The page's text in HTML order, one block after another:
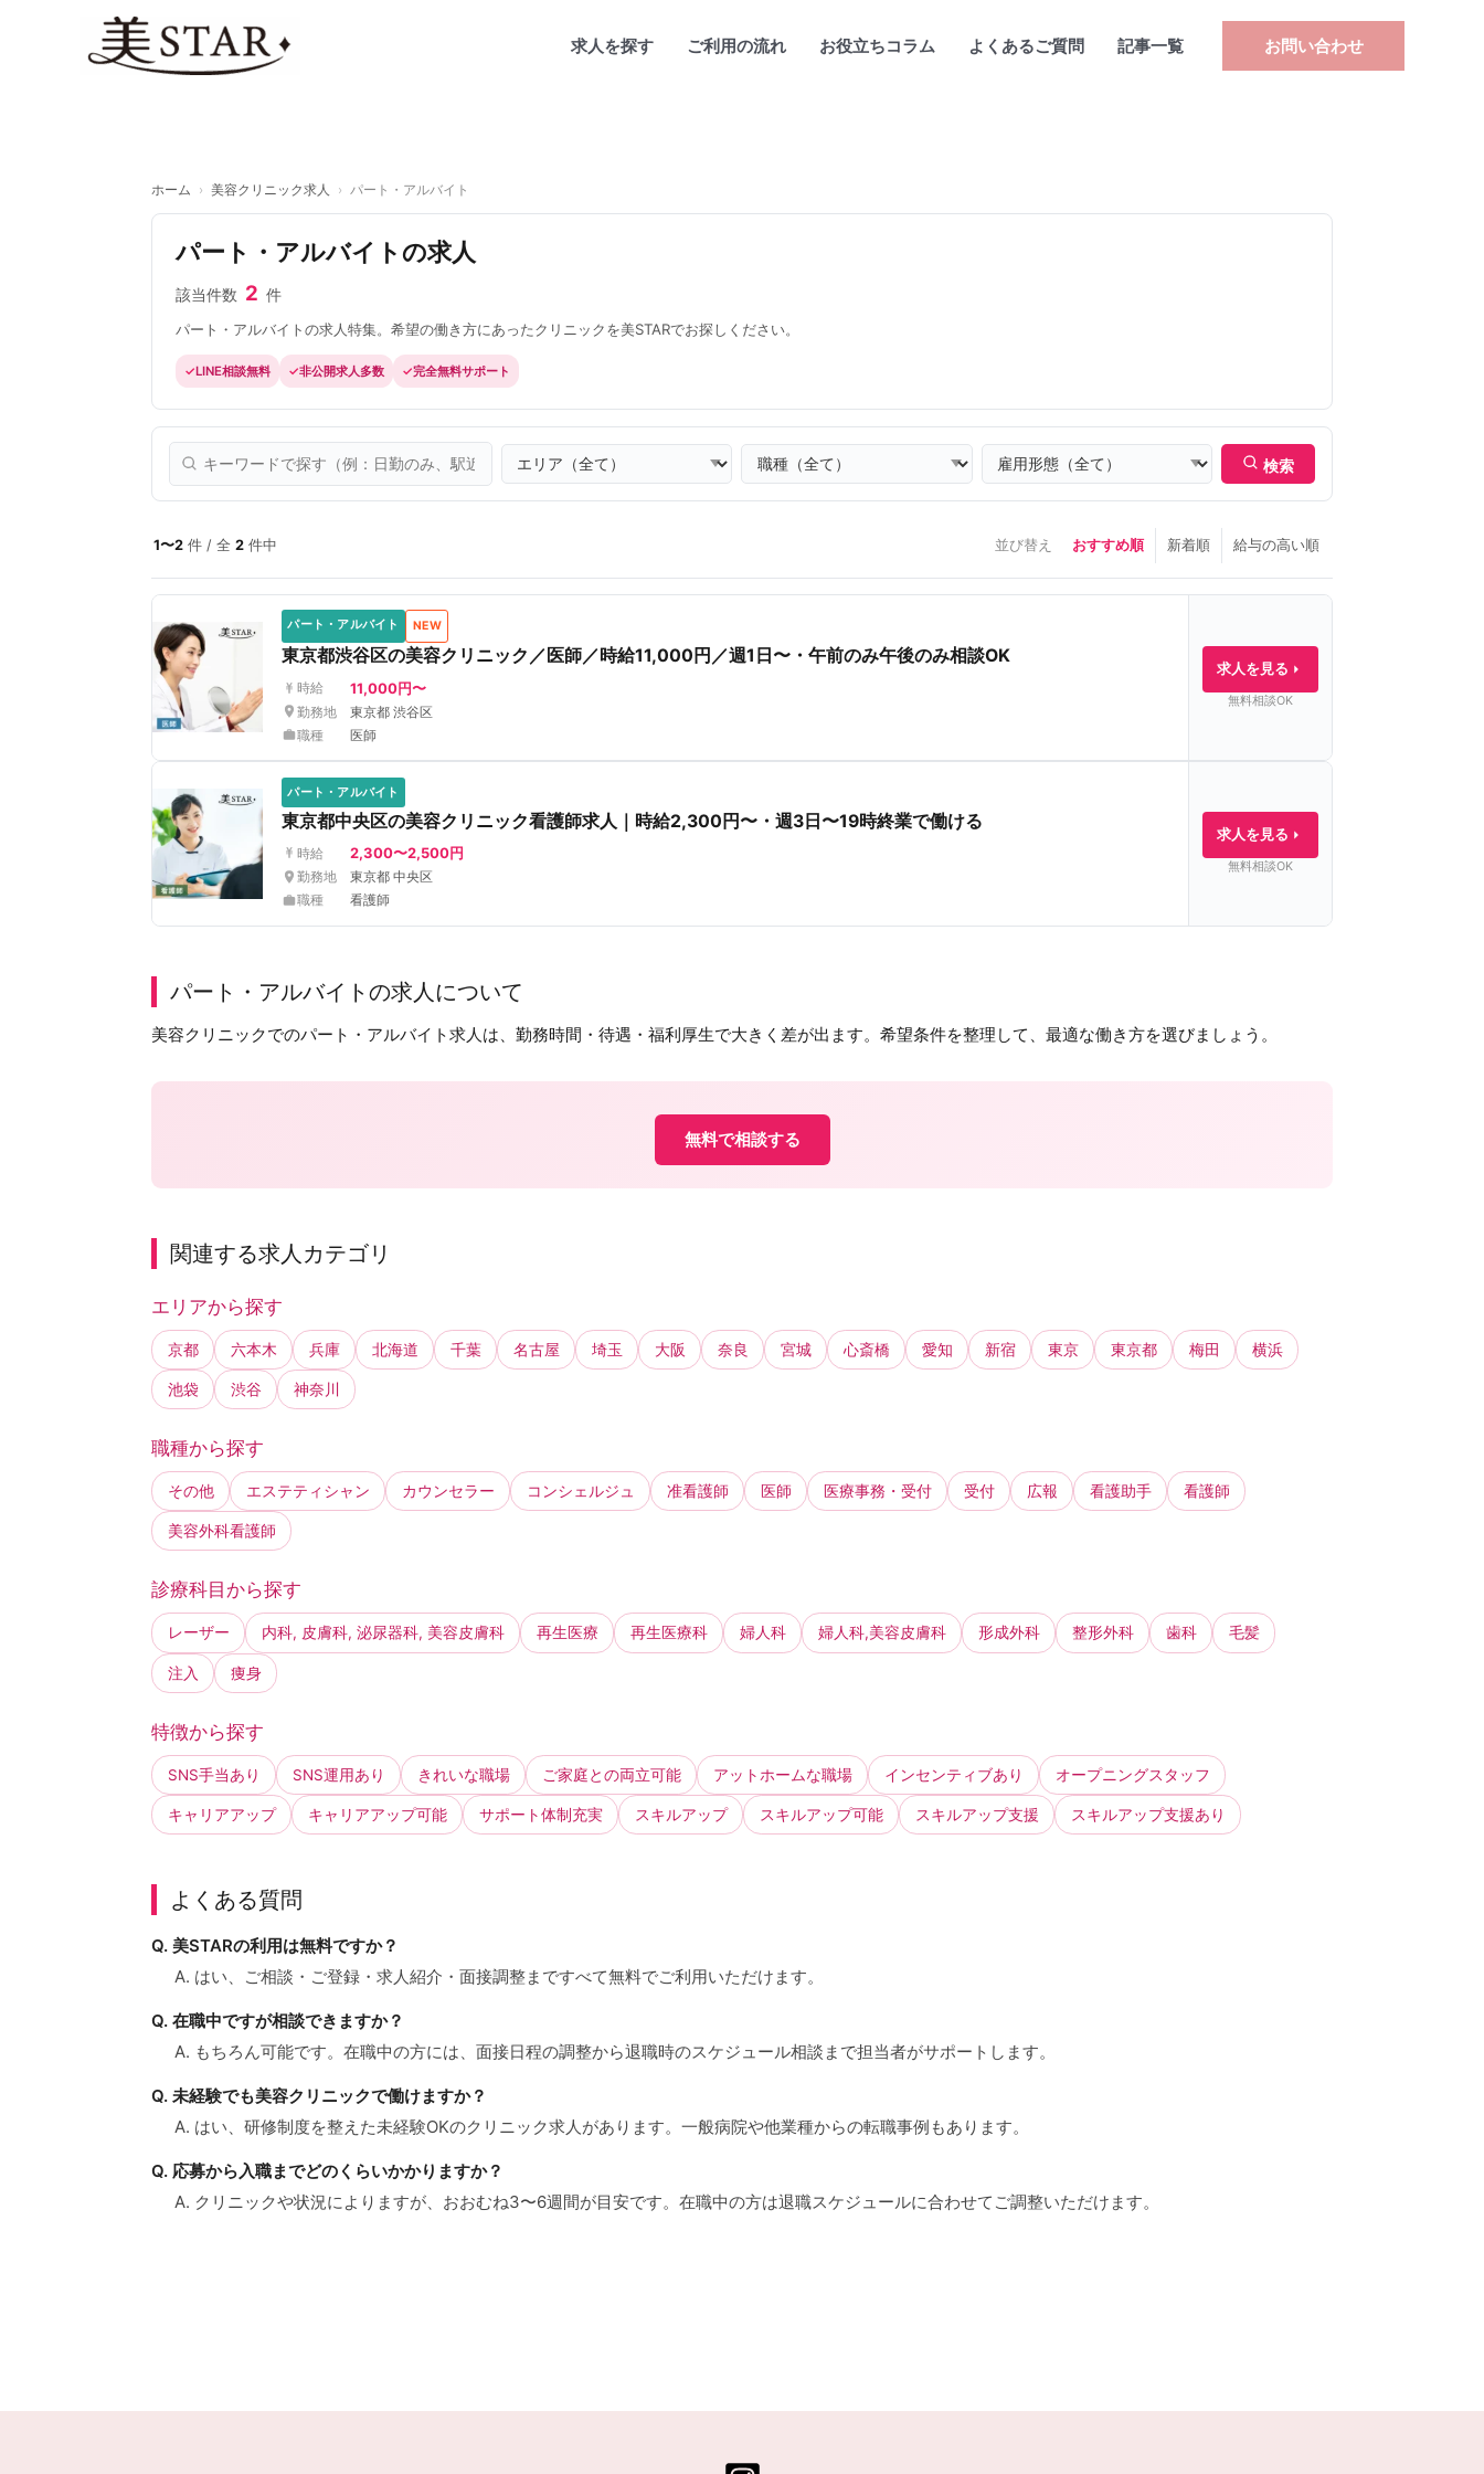
求人を探す ご利用の流れ お役立ちコラム よくあるご質問 記事一覧 お問い合わせ
ホーム › 美容クリニック求人 › パート・アルバイト
パート・アルバイトの求人
該当件数 2 件
パート・アルバイトの求人特集。希望の働き方にあったクリニックを美STARでお探しください。
LINE相談無料 非公開求人多数 完全無料サポート
検索
1〜2件 / 全 2件中 並び替え おすすめ順 新着順 給与の高い順
パート・アルバイト NEW
東京都渋谷区の美容クリニック／医師／時給11,000円／週1日〜・午前のみ午後のみ相談OK
時給 11,000円〜
勤務地
東京都 渋谷区
職種
医師
求人を見る
無料相談OK
パート・アルバイト
東京都中央区の美容クリニック看護師求人｜時給2,300円〜・週3日〜19時終業で働ける
時給 2,300〜2,500円
勤務地
東京都 中央区
職種
看護師
求人を見る
無料相談OK
パート・アルバイトの求人について
美容クリニックでのパート・アルバイト求人は、勤務時間・待遇・福利厚生で大きく差が出ます。希望条件を整理して、最適な働き方を選びましょう。
無料で相談する
関連する求人カテゴリ
エリアから探す
京都 六本木 兵庫 北海道 千葉 名古屋 埼玉 大阪 奈良 宮城 心斎橋 愛知 新宿 東京 東京都 梅田 横浜
池袋 渋谷 神奈川
職種から探す
その他 エステティシャン カウンセラー コンシェルジュ 准看護師 医師 医療事務・受付 受付 広報 看護助手 看護師
美容外科看護師
診療科目から探す
レーザー 内科, 皮膚科, 泌尿器科, 美容皮膚科 再生医療 再生医療科 婦人科 婦人科,美容皮膚科 形成外科 整形外科 歯科 毛髪
注入 痩身
特徴から探す
SNS手当あり SNS運用あり きれいな職場 ご家庭との両立可能 アットホームな職場 インセンティブあり オープニングスタッフ
キャリアアップ キャリアアップ可能 サポート体制充実 スキルアップ スキルアップ可能 スキルアップ支援 スキルアップ支援あり
よくある質問
Q. 美STARの利用は無料ですか？
A. はい、ご相談・ご登録・求人紹介・面接調整まですべて無料でご利用いただけます。
Q. 在職中ですが相談できますか？
A. もちろん可能です。在職中の方には、面接日程の調整から退職時のスケジュール相談まで担当者がサポートします。
Q. 未経験でも美容クリニックで働けますか？
A. はい、研修制度を整えた未経験OKのクリニック求人があります。一般病院や他業種からの転職事例もあります。
Q. 応募から入職までどのくらいかかりますか？
A. クリニックや状況によりますが、おおむね3〜6週間が目安です。在職中の方は退職スケジュールに合わせてご調整いただけます。